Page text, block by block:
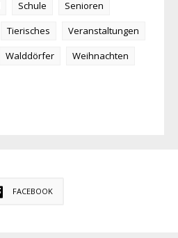
Schule
Senioren
Tierisches
Veranstaltungen
Walddörfer
Weihnachten
FACEBOOK